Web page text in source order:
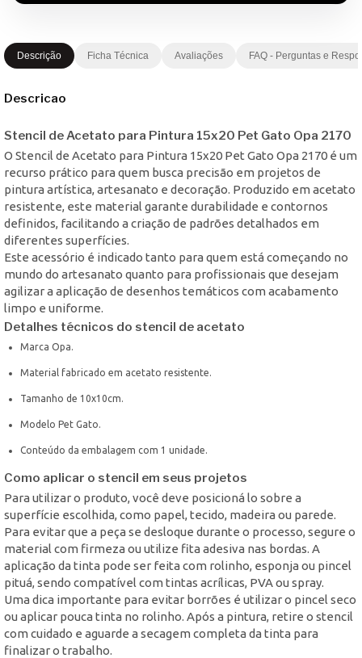
Descrição Ficha Técnica Avaliações FAQ - Perguntas e
Descricao
Stencil de Acetato para Pintura 15x20 Pet Gato Opa 2170
O Stencil de Acetato para Pintura 15x20 Pet Gato Opa 2170 é um
recurso prático para quem busca precisão em projetos de
pintura artística, artesanato e decoração. Produzido em acetato
resistente, este material garante durabilidade e contornos
definidos, facilitando a criação de padrões detalhados em
diferentes superfícies.
Este acessório é indicado tanto para quem está começando no
mundo do artesanato quanto para profissionais que desejam
agilizar a aplicação de desenhos temáticos com acabamento
limpo e uniforme.
Detalhes técnicos do stencil de acetato
Marca Opa.
Material fabricado em acetato resistente.
Tamanho de 10x10cm.
Modelo Pet Gato.
Conteúdo da embalagem com 1 unidade.
Como aplicar o stencil em seus projetos
Para utilizar o produto, você deve posicioná lo sobre a
superfície escolhida, como papel, tecido, madeira ou parede.
Para evitar que a peça se desloque durante o processo, segure o
material com firmeza ou utilize fita adesiva nas bordas. A
aplicação da tinta pode ser feita com rolinho, esponja ou pincel
pituá, sendo compatível com tintas acrílicas, PVA ou spray.
Uma dica importante para evitar borrões é utilizar o pincel seco
ou aplicar pouca tinta no rolinho. Após a pintura, retire o stencil
com cuidado e aguarde a secagem completa da tinta para
finalizar o trabalho.